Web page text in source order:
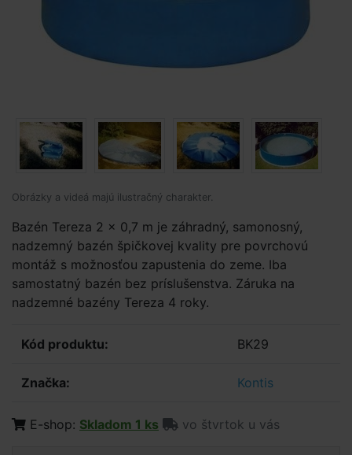
Obrázky a videá majú ilustračný charakter.
Bazén Tereza 2 x 0,7 m je záhradný, samonosný,
nadzemný bazén špičkovej kvality pre povrchovú
montáž s možnosťou zapustenia do zeme. Iba
samostatný bazén bez príslušenstva. Záruka na
nadzemné bazény Tereza 4 roky.
Kód produktu: BK29
Značka: Kontis
E-shop: Skladom 1 ks vo štvrtok u vás